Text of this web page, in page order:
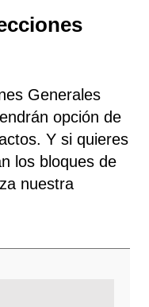
Generales
opción de
Y si quieres
los bloques de
nuestra